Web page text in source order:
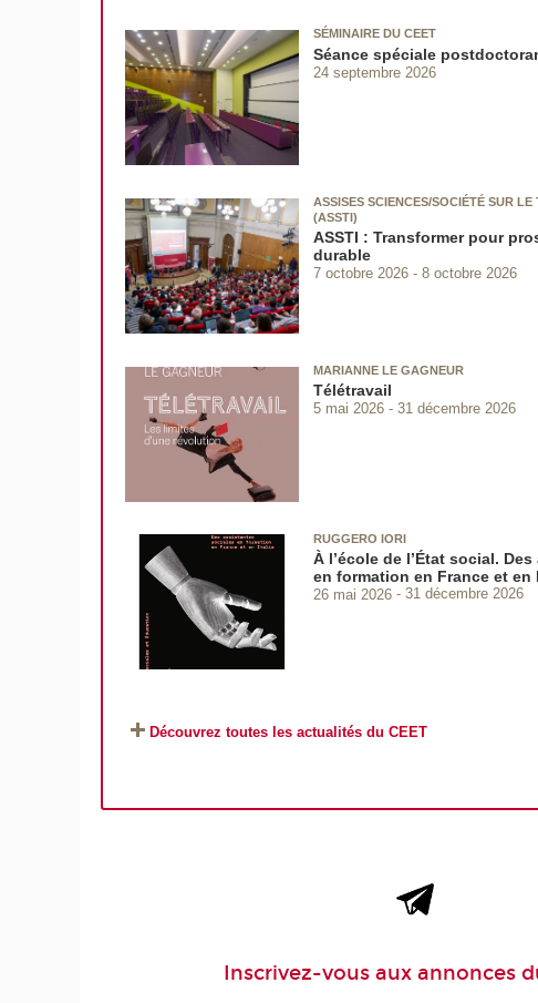
SÉMINAIRE DU CEET
Séance spéciale
24 septembre 2026
ASSISES SCIENCES/SOCIÉTÉ SUR LE
(ASSTI)
ASSTI : Transformer pour
durable
7 octobre 2026 8 octobre 2026
MARIANNE LE GAGNEUR
Télétravail
5 mai 2026 31 décembre 2026
RUGGERO IORI
À l’école de l’État social.
en formation en France et en
26 mai 2026 31 décembre 2026
Découvrez toutes les actualités du CEET
Inscrivez-vous auxannonces